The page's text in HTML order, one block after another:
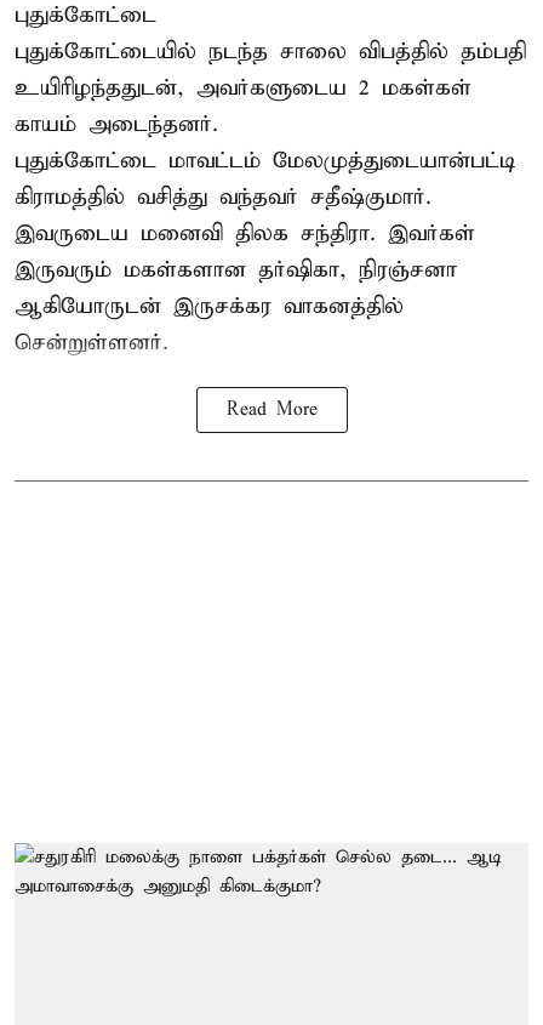
புதுக்கோட்டை
புதுக்கோட்டையில் நடந்த சாலை விபத்தில் தம்பதி
உயிரிழந்ததுடன், அவர்களுடைய 2 மகள்கள்
காயம் அடைந்தனர்.
புதுக்கோட்டை மாவட்டம் மேலமுத்துடையான்பட்டி
கிராமத்தில் வசித்து வந்தவர் சதீஷ்குமார்.
இவருடைய மனைவி திலக சந்திரா. இவர்கள்
இருவரும் மகள்களான தர்ஷிகா, நிரஞ்சனா
ஆகியோருடன் இருசக்கர வாகனத்தில்
சென்றுள்ளனர்.
Read More